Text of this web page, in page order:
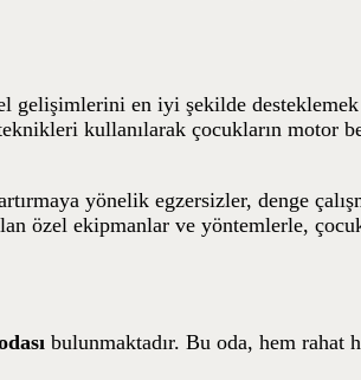
gelişimlerini en iyi şekilde desteklemek
kullanılarak çocukların motor
yönelik egzersizler, denge
özel ekipmanlar ve yöntemlerle,
bulunmaktadır. Bu oda, hem rahat